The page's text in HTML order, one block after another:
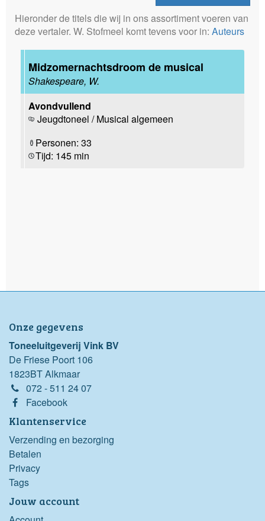
Hieronder de titels die wij in ons assortiment voeren van
deze vertaler. W. Stofmeel komt tevens voor in: Auteurs
Midzomernachtsdroom de musical
Shakespeare, W.
Avondvullend
Jeugdtoneel / Musical algemeen
Personen: 33
Tijd: 145 min
Onze gegevens
Toneeluitgeverij Vink BV
De Friese Poort 106
1823BT Alkmaar
072 - 511 24 07
Facebook
Klantenservice
Verzending en bezorging
Betalen
Privacy
Tags
Jouw account